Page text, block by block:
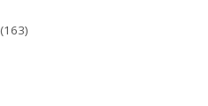
(163)